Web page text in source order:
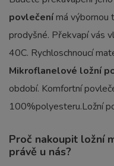
povlečenímá výbornou
prodyšné. Překvapí vás
40C. Rychloschnoucí
Mikroflanelové ložní
období. Komfortní
100%polyesteru.Ložní
Proč nakoupit ložní
právě u nás?